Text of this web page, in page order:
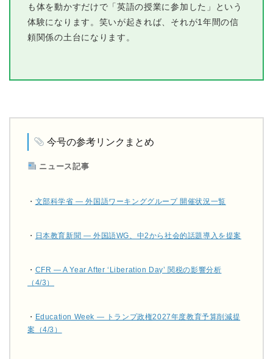
も体を動かすだけで「英語の授業に参加した」という
体験になります。笑いが起きれば、それが1年間の信
頼関係の土台になります。
今号の参考リンクまとめ
ニュース記事
・ 文部科学省 — 外国語ワーキンググループ 開催状況一覧
・ 日本教育新聞 — 外国語WG、中2から社会的話題導入を提案
・ CFR — A Year After ‘Liberation Day’ 関税の影響分析
（4/3）
・ Education Week — トランプ政権2027年度教育予算削減提
案（4/3）